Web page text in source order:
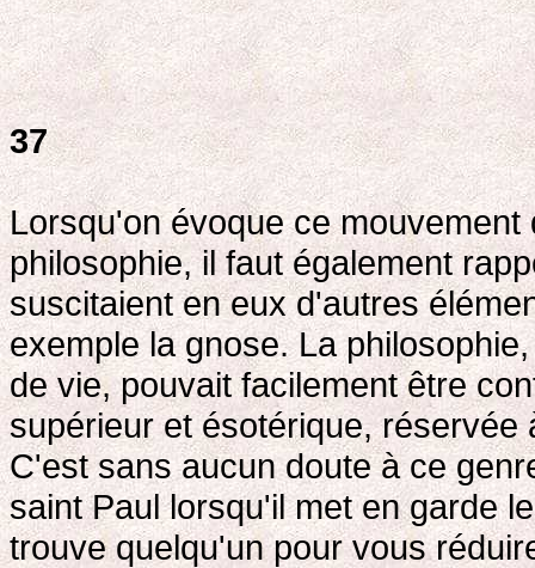
37
Lorsqu'on évoque ce
philosophie, il faut également
suscitaient en eux d'autres
exemple la gnose. La
de vie, pouvait facilement être
supérieur et ésotérique,
C'est sans aucun doute à ce
saint Paul lorsqu'il met en garde
trouve quelqu'un pour vous